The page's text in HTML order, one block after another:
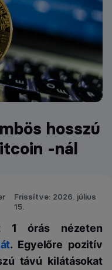
hosszú
-nál
Frissítve: 2026. július
15.
1 órás nézeten
. Egyelőre pozitív
távú kilátásokat